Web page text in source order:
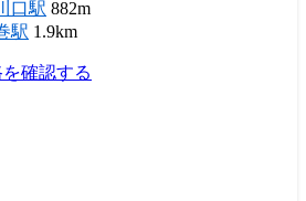
口駅 882m
駅 1.9km
を確認する